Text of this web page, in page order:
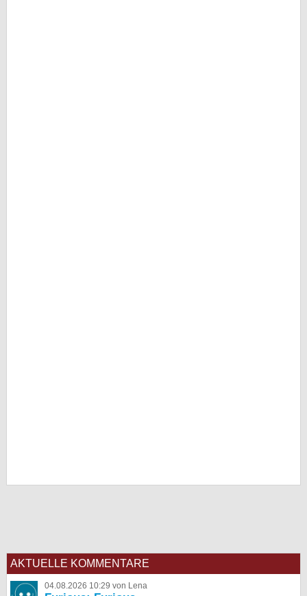
AKTUELLE KOMMENTARE
04.08.2026 10:29 von Lena